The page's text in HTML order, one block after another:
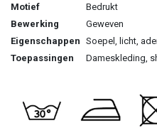
Motief
Bedrukt
Bewerking
Geweven
Eigenschappen Soepel, licht,
Toepassingen
Dameskleding,